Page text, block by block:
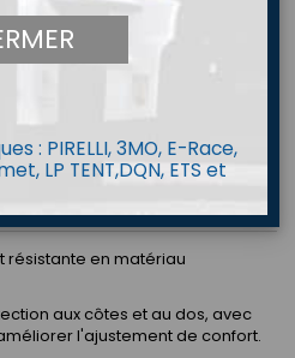
résistante en matériau
aux côtes et au dos, avec
l'ajustement de confort.
: PIRELLI, 3MO, E-Race,
LP TENT,DQN, ETS et